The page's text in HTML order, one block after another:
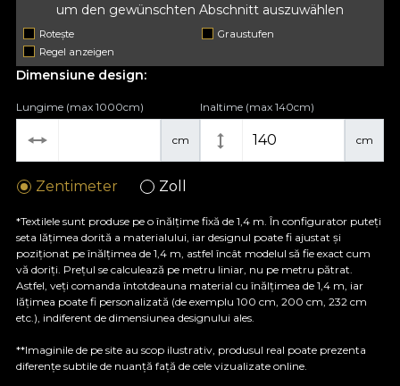
um den gewünschten Abschnitt auszuwählen
Rotește
Graustufen
Regel anzeigen
Dimensiune design:
cm
Lungime (max 1000cm)
cm
Inaltime (max 140cm)
Zentimeter Zoll
*Textilele sunt produse pe o înălțime fixă de 1,4 m. În configurator puteți
seta lățimea dorită a materialului, iar designul poate fi ajustat și
poziționat pe înălțimea de 1,4 m, astfel încât modelul să fie exact cum
vă doriți. Prețul se calculează pe metru liniar, nu pe metru pătrat.
Astfel, veți comanda întotdeauna material cu înălțimea de 1,4 m, iar
lățimea poate fi personalizată (de exemplu 100 cm, 200 cm, 232 cm
etc.), indiferent de dimensiunea designului ales.
**Imaginile de pe site au scop ilustrativ, produsul real poate prezenta
diferențe subtile de nuanță față de cele vizualizate online.